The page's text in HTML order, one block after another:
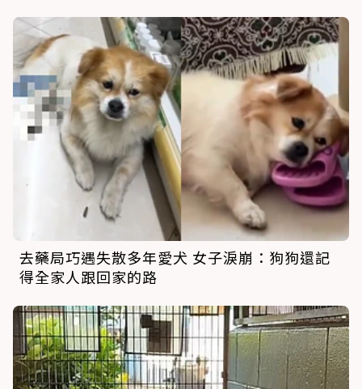
去藥局巧遇失散多年愛犬 女子淚崩：狗狗還記
得全家人跟回家的路